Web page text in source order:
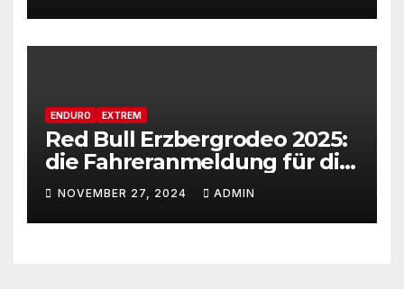
ENDURO EXTREM
Red Bull Erzbergrodeo 2025:
die Fahreranmeldung für die
29ste Auflage des weltweit
renommiertesten Extreme
Enduro Rennens startet am
NOVEMBER 27, 2024 ADMIN